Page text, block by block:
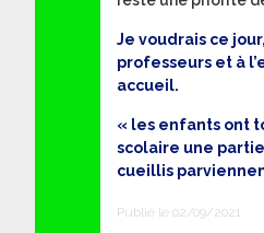
Je voudrais ce
professeurs et à
accueil.
« les enfants ont
scolaire une
cueillis
Publié le 02/09/2021